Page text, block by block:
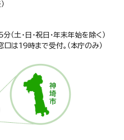
土・日・祝日・年末年始を除く）
は19時まで受付。（本庁のみ）